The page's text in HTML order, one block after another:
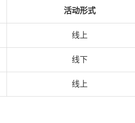
活动形式
线上
线下
线上